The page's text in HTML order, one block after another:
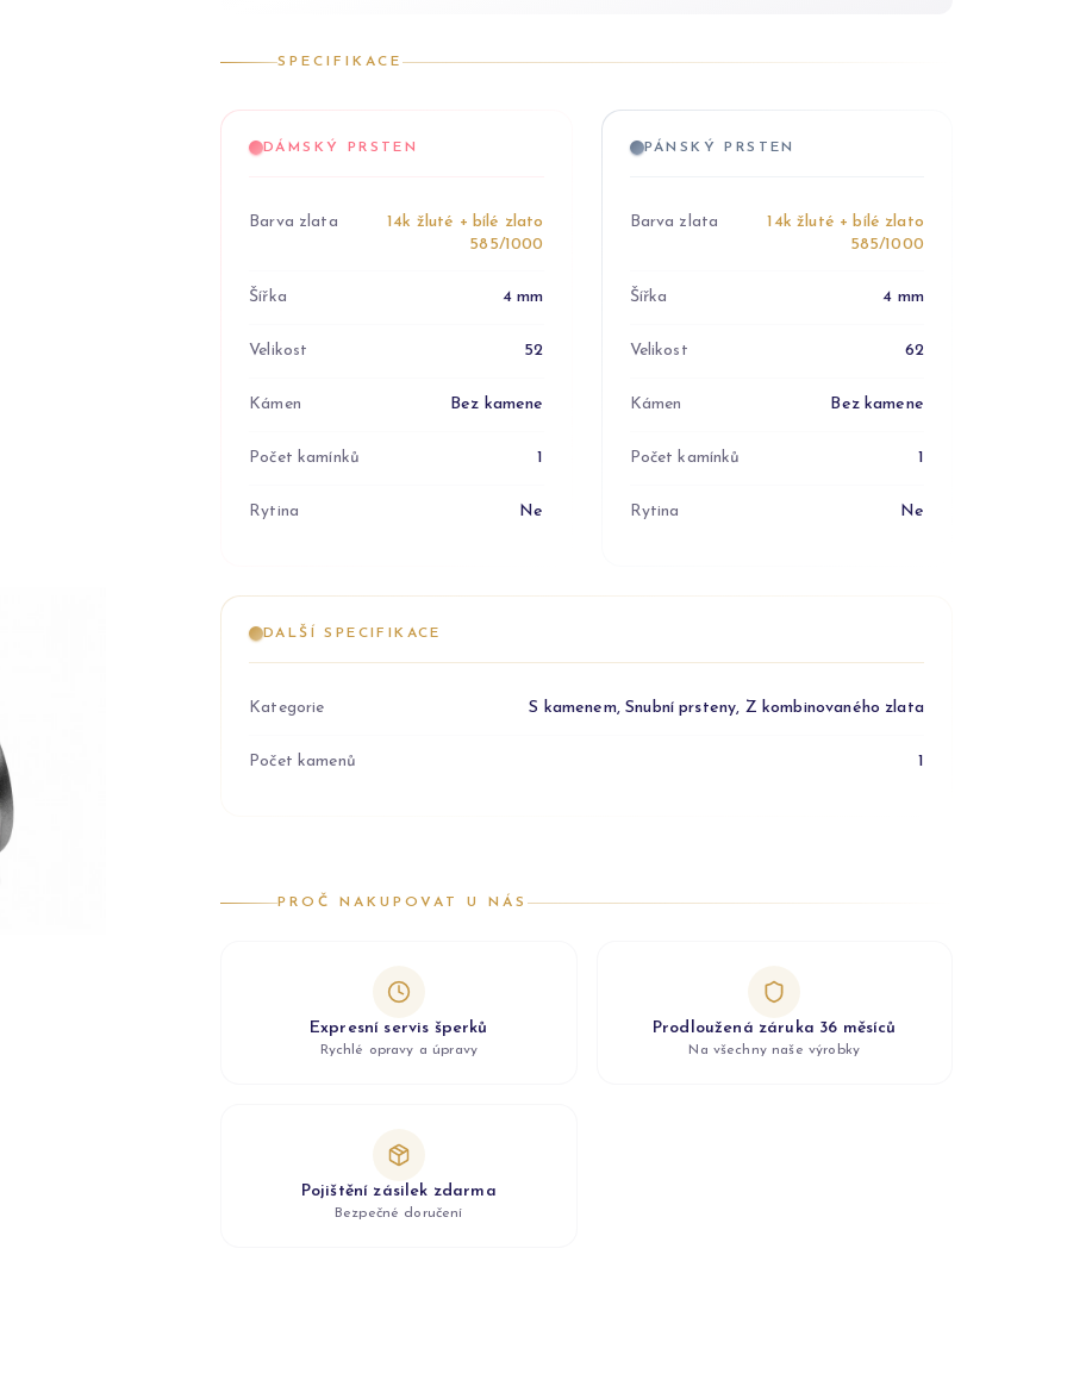
SPECIFIKACE
DÁMSKÝ PRSTEN
Barva zlata
14k žluté + bílé zlato
585/1000
Šířka 4 mm
Velikost 52
Kámen Bez kamene
Počet kamínků 1
Rytina Ne
PÁNSKÝ PRSTEN
Barva zlata
14k žluté + bílé zlato
585/1000
Šířka 4 mm
Velikost 62
Kámen Bez kamene
Počet kamínků 1
Rytina Ne
DALŠÍ SPECIFIKACE
Kategorie S kamenem, Snubní prsteny, Z kombinovaného zlata
Počet kamenů 1
PROČ NAKUPOVAT U NÁS
Expresní servis šperků
Rychlé opravy a úpravy
Prodloužená záruka 36 měsíců
Na všechny naše výrobky
Pojištění zásilek zdarma
Bezpečné doručení